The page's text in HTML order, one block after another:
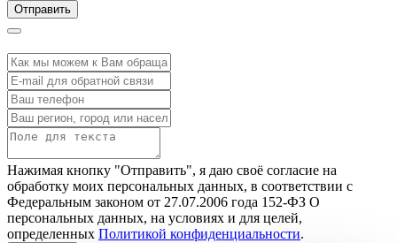
Отправить
Нажимая кнопку "Отправить", я даю своё согласие на
обработку моих персональных данных, в соответствии с
Федеральным законом от 27.07.2006 года 152-ФЗ О
персональных данных, на условиях и для целей,
определенных Политикой конфиденциальности.